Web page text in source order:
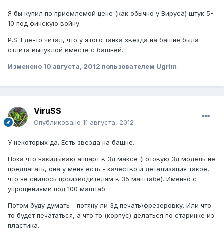
Я бы купил по приемлемой цене (как обычно у Вируса) штук 5-
10 под финскую войну.
P.S. Где-то читал, что у этого танка звезда на башне была
отлита выпуклой вместе с башней.
Изменено 10 августа, 2012 пользователем Ugrim
ViruSS
Опубликовано 11 августа, 2012
У некоторых да. Есть звезда на башне.
Пока что накидываю аппарт в 3д максе (готовую 3д модель не
предлагать, она у меня есть - качество и детализация такое,
что не снилось производителям в 35 маштабе). Именно с
упрощениями под 100 маштаб.
Потом буду думать - потяну ли 3д печать\фрезеровку. Или что
то будет печататься, а что то (корпус) делаться по старинке из
пластика.